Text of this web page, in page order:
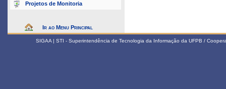
Projetos de Monitoria
Ir ao Menu Principal
SIGAA | STI - Superintendência de Tecnologia da Informação da UFPB /